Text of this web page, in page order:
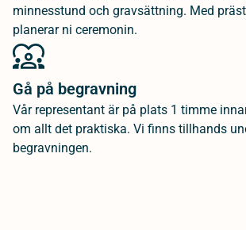
minnesstund och gravsättning. Med
planerar ni ceremonin.
Gå på begravning
Vår representant är på plats 1 timme
om allt det praktiska. Vi finns tillhands
begravningen.